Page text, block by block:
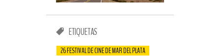
ETIQUETAS
26 FESTIVAL DE CINE DE MAR DEL PLATA